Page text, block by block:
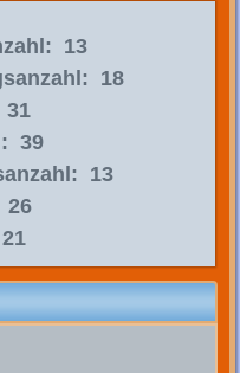
13
18
31
39
13
26